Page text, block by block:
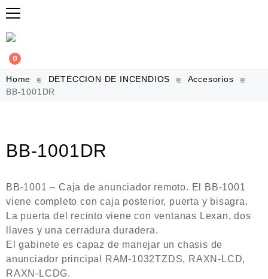
0
Home DETECCION DE INCENDIOS
Accesorios
BB-1001DR
BB-1001DR
BB-1001 – Caja de anunciador remoto. El BB-1001
viene completo con caja posterior, puerta y bisagra.
La puerta del recinto viene con ventanas Lexan, dos
llaves y una cerradura duradera.
El gabinete es capaz de manejar un chasis de
anunciador principal RAM-1032TZDS, RAXN-LCD,
RAXN-LCDG.